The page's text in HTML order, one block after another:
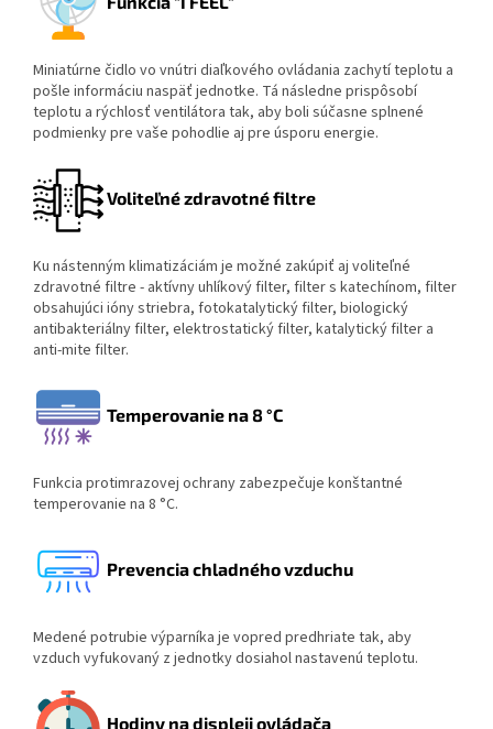
Miniatúrne čidlo vo vnútri diaľkového ovládania zachytí teplotu a
pošle informáciu naspäť jednotke. Tá následne prispôsobí
teplotu a rýchlosť ventilátora tak, aby boli súčasne splnené
podmienky pre vaše pohodlie aj pre úsporu energie.
Voliteľné zdravotné filtre
Ku nástenným klimatizáciám je možné zakúpiť aj voliteľné
zdravotné filtre - aktívny uhlíkový filter, filter s katechínom, filter
obsahujúci ióny striebra, fotokatalytický filter, biologický
antibakteriálny filter, elektrostatický filter, katalytický filter a
anti-mite filter.
Temperovanie na 8 °C
Funkcia protimrazovej ochrany zabezpečuje konštantné
temperovanie na 8 °C.
Prevencia chladného vzduchu
Medené potrubie výparníka je vopred predhriate tak, aby
vzduch vyfukovaný z jednotky dosiahol nastavenú teplotu.
Hodiny na displeji ovládača